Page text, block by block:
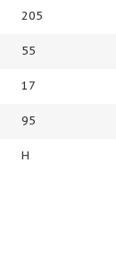
205
55
17
95
H